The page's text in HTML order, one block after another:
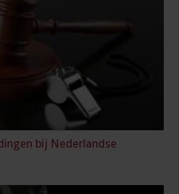
bij Nederlandse